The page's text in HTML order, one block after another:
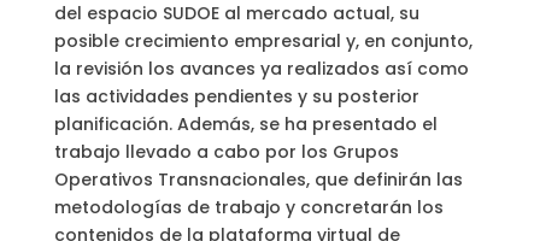
del espacio SUDOE al mercado actual, su
posible crecimiento empresarial y, en conjunto,
la revisión los avances ya realizados así como
las actividades pendientes y su posterior
planificación. Además, se ha presentado el
trabajo llevado a cabo por los Grupos
Operativos Transnacionales, que definirán las
metodologías de trabajo y concretarán los
contenidos de la plataforma virtual de